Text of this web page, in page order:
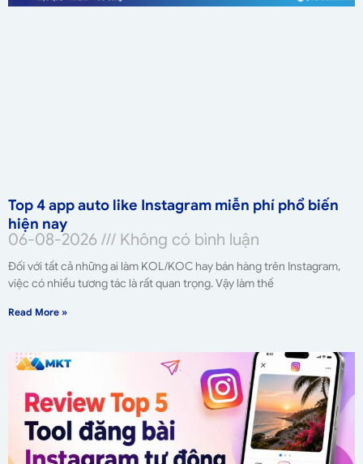
Top 4 app auto like Instagram miễn phí phổ biến
hiện nay
06-08-2026 Không có bình luận
Đối với tất cả những ai làm KOL/KOC hay bán hàng trên Instagram,
việc có nhiều tương tác là rất quan trọng. Vậy làm thế
Read More »